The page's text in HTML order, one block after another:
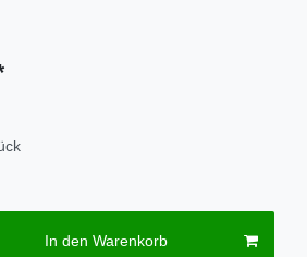
In den Warenkorb